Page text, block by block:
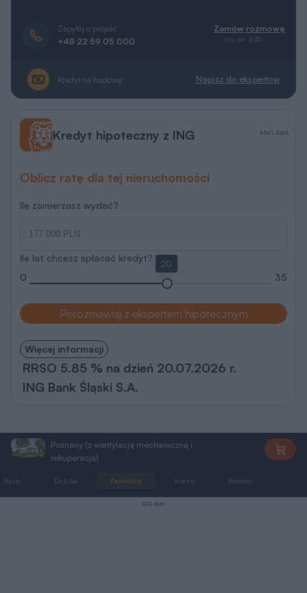
Zapytaj o projekt
+48 22 59 05 000
Zamów rozmowę
pn.-pt. 8-20
Kredyt na budowę Napisz do ekspertów
Kredyt hipoteczny z ING
Oblicz ratę dla tej nieruchomości
Ile zamierzasz wydać?
Ile lat chcesz spłacać kredyt?
0
20
35
Porozmawiaj z ekspertem hipotecznym
Więcej informacji
RRSO 5.85 % na dzień 20.07.2026 r.
ING Bank Śląski S.A.
REKLAMA
Poznany (z wentylacją mechaniczną i
rekuperacją)
Rzuty Działka Parametry Koszty Podobne
REKLAMA